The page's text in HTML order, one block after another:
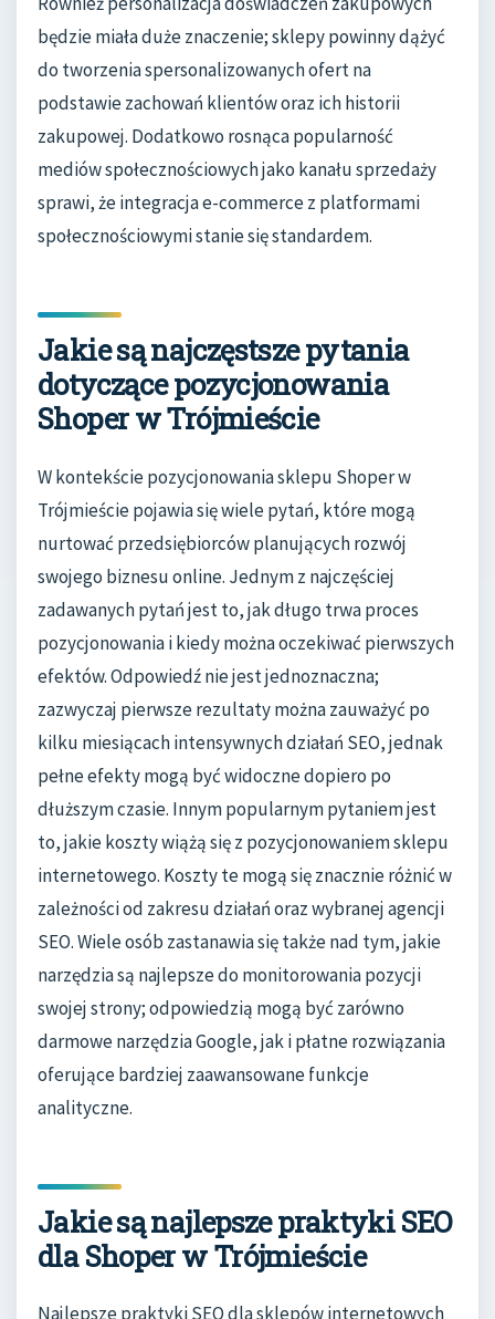
będzie miała duże znaczenie; sklepy powinny dążyć
do tworzenia spersonalizowanych ofert na
podstawie zachowań klientów oraz ich historii
zakupowej. Dodatkowo rosnąca popularność
mediów społecznościowych jako kanału sprzedaży
sprawi, że integracja e-commerce z platformami
społecznościowymi stanie się standardem.
Jakie są najczęstsze pytania
dotyczące pozycjonowania
Shoper w Trójmieście
W kontekście pozycjonowania sklepu Shoper w
Trójmieście pojawia się wiele pytań, które mogą
nurtować przedsiębiorców planujących rozwój
swojego biznesu online. Jednym z najczęściej
zadawanych pytań jest to, jak długo trwa proces
pozycjonowania i kiedy można oczekiwać pierwszych
efektów. Odpowiedź nie jest jednoznaczna;
zazwyczaj pierwsze rezultaty można zauważyć po
kilku miesiącach intensywnych działań SEO, jednak
pełne efekty mogą być widoczne dopiero po
dłuższym czasie. Innym popularnym pytaniem jest
to, jakie koszty wiążą się z pozycjonowaniem sklepu
internetowego. Koszty te mogą się znacznie różnić w
zależności od zakresu działań oraz wybranej agencji
SEO. Wiele osób zastanawia się także nad tym, jakie
narzędzia są najlepsze do monitorowania pozycji
swojej strony; odpowiedzią mogą być zarówno
darmowe narzędzia Google, jak i płatne rozwiązania
oferujące bardziej zaawansowane funkcje
analityczne.
Jakie są najlepsze praktyki SEO
dla Shoper w Trójmieście
Najlepsze praktyki SEO dla sklepów internetowych